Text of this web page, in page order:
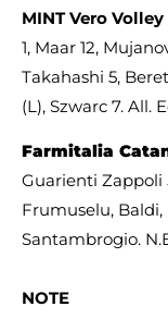
MINT Vero Volley
1, Maar 12,
Takahashi 5,
(L), Szwarc 7. All.
Farmitalia
Guarienti Zappoli
Frumuselu, Baldi,
Santambrogio.
NOTE